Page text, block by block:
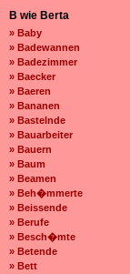
B wie Berta
» Baby
» Badewannen
» Badezimmer
» Baecker
» Baeren
» Bananen
» Bastelnde
» Bauarbeiter
» Bauern
» Baum
» Beamen
» Beh�mmerte
» Beissende
» Berufe
» Besch�mte
» Betende
» Bett